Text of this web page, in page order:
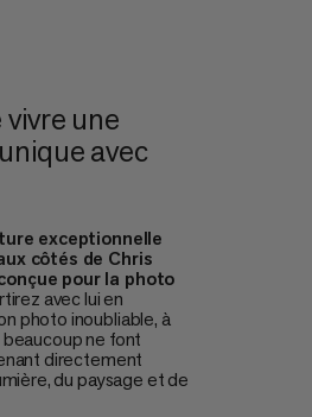
une
avec
exceptionnelle
côtés de Chris
pour la photo
avec lui en
photo inoubliable, à
ne font
directement
du paysage et de